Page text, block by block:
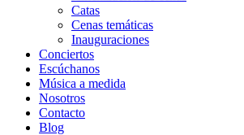
Catas
Cenas temáticas
Inauguraciones
Conciertos
Escúchanos
Música a medida
Nosotros
Contacto
Blog